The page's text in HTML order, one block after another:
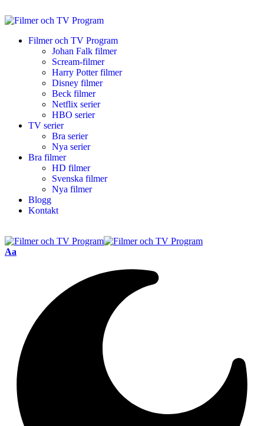
Filmer och TV Program
Johan Falk filmer
Scream-filmer
Harry Potter filmer
Disney filmer
Beck filmer
Netflix serier
HBO serier
TV serier
Bra serier
Nya serier
Bra filmer
HD filmer
Svenska filmer
Nya filmer
Blogg
Kontakt
Aa